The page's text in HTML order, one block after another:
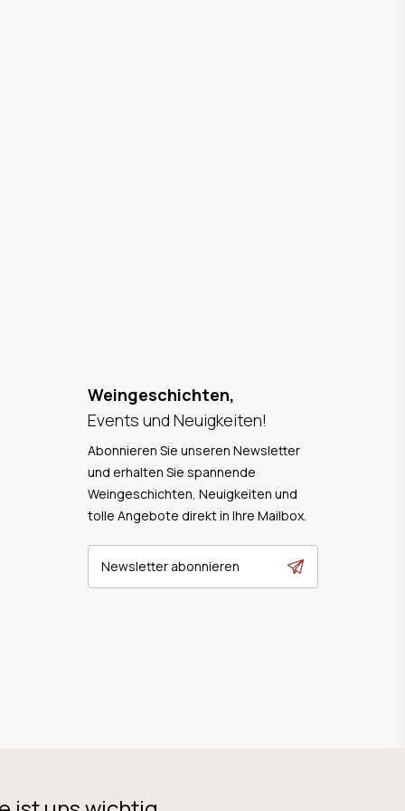
Weingeschichten,
Events und Neuigkeiten!
Abonnieren Sie unseren Newsletter
und erhalten Sie spannende
Weingeschichten, Neuigkeiten und
tolle Angebote direkt in Ihre Mailbox.
Newsletter abonnieren